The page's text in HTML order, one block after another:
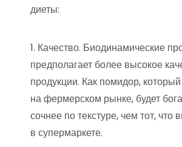
диеты:
1. Качество. Биодинамические
предполагает более высокое
продукции. Как помидор,
на фермерском рынке, будет
сочнее по текстуре, чем тот, что
в супермаркете.